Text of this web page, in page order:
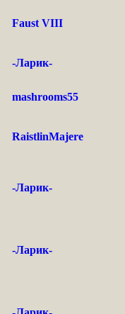
Faust VIII
-Ларик-
mashrooms55
RaistlinMajere
-Ларик-
-Ларик-